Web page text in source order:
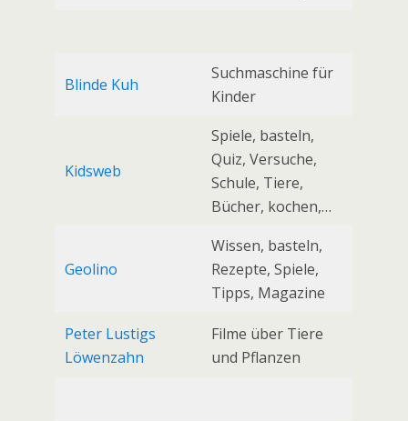
Blinde Kuh
Suchmaschine für
Kinder
Kidsweb
Spiele, basteln,
Quiz, Versuche,
Schule, Tiere,
Bücher, kochen,…
Geolino
Wissen, basteln,
Rezepte, Spiele,
Tipps, Magazine
Peter Lustigs
Löwenzahn
Filme über Tiere
und Pflanzen